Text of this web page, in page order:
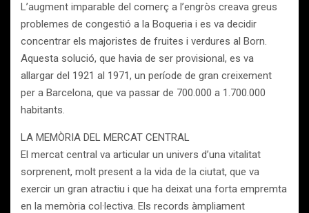
L’augment imparable del comerç a l’engròs creava greus
problemes de congestió a la Boqueria i es va decidir
concentrar els majoristes de fruites i verdures al Born.
Aquesta solució, que havia de ser provisional, es va
allargar del 1921 al 1971, un període de gran creixement
per a Barcelona, que va passar de 700.000 a 1.700.000
habitants.
LA MEMÒRIA DEL MERCAT CENTRAL
El mercat central va articular un univers d’una vitalitat
sorprenent, molt present a la vida de la ciutat, que va
exercir un gran atractiu i que ha deixat una forta empremta
en la memòria col·lectiva. Els records àmpliament